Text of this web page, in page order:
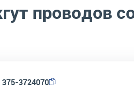
проводов
375-3724070